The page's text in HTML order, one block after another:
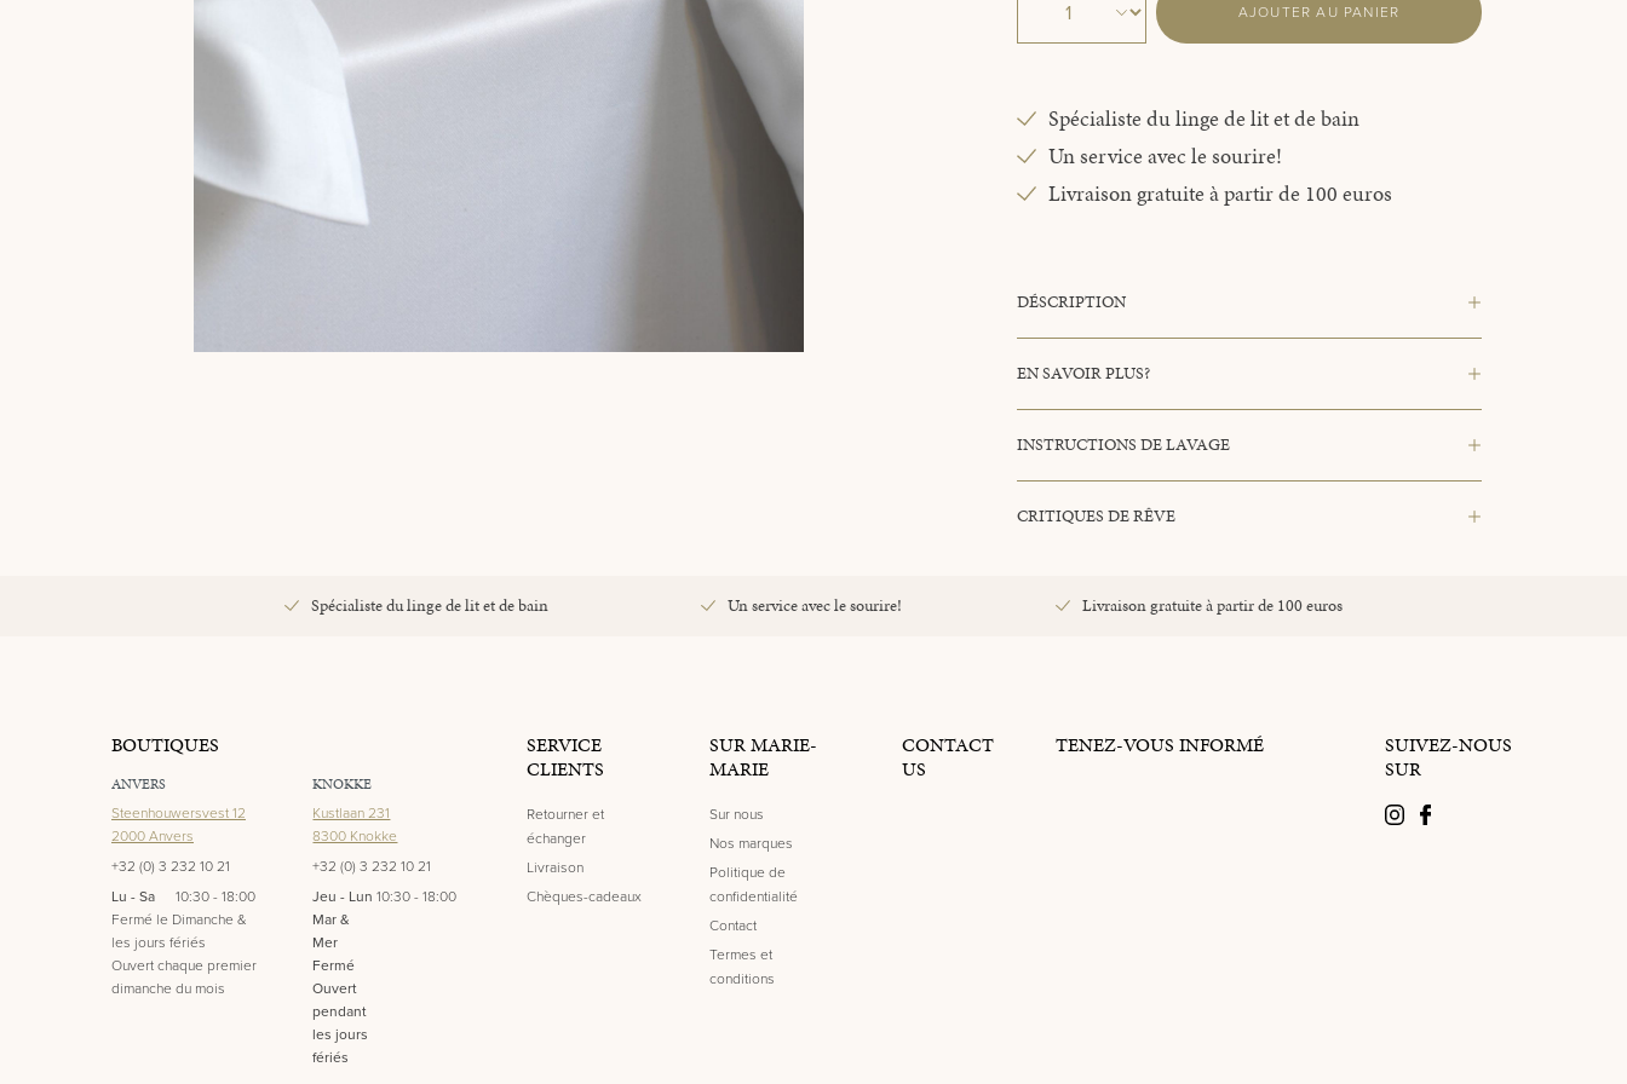
AJOUTER AU PANIER
Spécialiste du linge de lit et de bain
Un service avec le sourire!
Livraison gratuite à partir de 100 euros
DÉSCRIPTION
EN SAVOIR PLUS?
INSTRUCTIONS DE LAVAGE
CRITIQUES DE RÊVE
Spécialiste du linge de lit et de bain Un service avec le sourire! Livraison gratuite à partir de 100 euros
BOUTIQUES
ANVERS
Steenhouwersvest 12
2000 Anvers
+32 (0) 3 232 10 21
Lu - Sa
10:30 - 18:00
Fermé le Dimanche &
les jours fériés
Ouvert chaque premier
dimanche du mois
KNOKKE
Kustlaan 231
8300 Knokke
+32 (0) 3 232 10 21
Jeu - Lun 10:30 - 18:00
Mar &
Mer
Fermé
Ouvert
pendant
les jours
fériés
SERVICE
CLIENTS
Retourner et
échanger
Livraison
Chèques-cadeaux
SUR MARIE-
MARIE
Sur nous
Nos marques
Politique de
confidentialité
Contact
Termes et
conditions
CONTACT
US
TENEZ-VOUS INFORMÉ
SUIVEZ-NOUS
SUR